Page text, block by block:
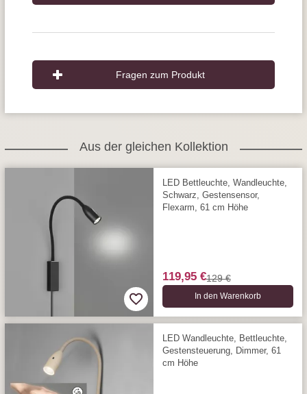
Fragen zum Produkt
Aus der gleichen Kollektion
LED Bettleuchte, Wandleuchte,
Schwarz, Gestensensor,
Flexarm, 61 cm Höhe
119,95 €129 €
In den Warenkorb
LED Wandleuchte, Bettleuchte,
Gestensteuerung, Dimmer, 61
cm Höhe